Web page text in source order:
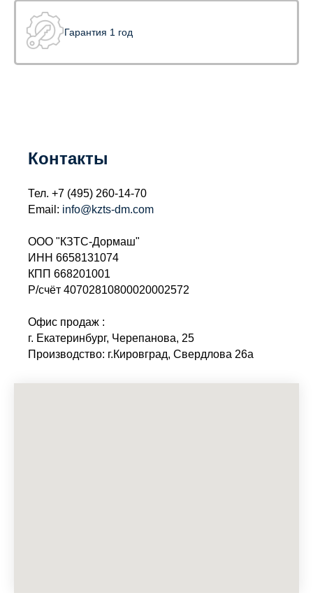
Гарантия 1 год
Контакты
Тел. +7 (495) 260-14-70
Email: info@kzts-dm.com
ООО "КЗТС-Дормаш"
ИНН 6658131074
КПП 668201001
Р/счёт 40702810800020002572
Офис продаж :
г. Екатеринбург, Черепанова, 25
Производство: г.Кировград, Свердлова 26а